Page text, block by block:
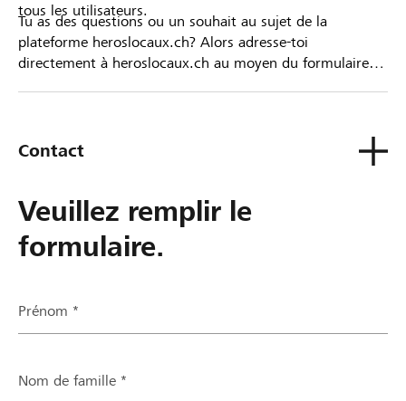
tous les utilisateurs.
Tu as des questions ou un souhait au sujet de la
plateforme heroslocaux.ch? Alors adresse-toi
directement à heroslocaux.ch au moyen du formulaire
Contact
Veuillez remplir le
formulaire.
Prénom *
Nom de famille *